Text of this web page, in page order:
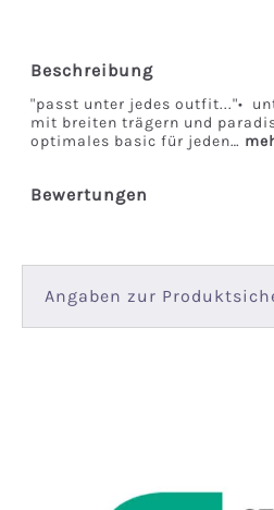
Beschreibung
"passt unter jedes outfit..."•
mit breiten trägern und
optimales basic für jeden…
Bewertungen
Angaben zur